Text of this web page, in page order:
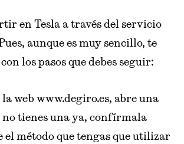
en Tesla a través del servicio
aunque es muy sencillo, te
los pasos que debes seguir:
web www.degiro.es, abre una
no tienes una ya, confírmala
el método que tengas que utilizar